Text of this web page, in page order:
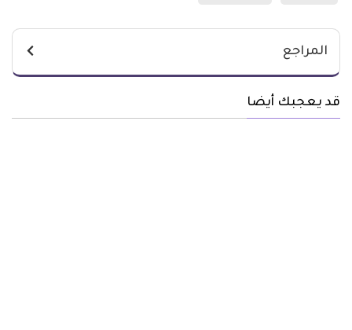
المراجع
قد يعجبك أيضا